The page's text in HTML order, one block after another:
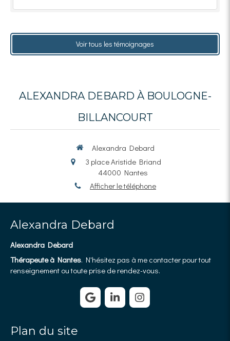
Voir tous les témoignages
ALEXANDRA DEBARD À BOULOGNE-
BILLANCOURT
Alexandra Debard
3 place Aristide Briand
44000 Nantes
Afficher le téléphone
Alexandra Debard
Alexandra Debard
Thérapeute à Nantes. N'hésitez pas à me contacter pour tout
renseignement ou toute prise de rendez-vous.
Plan du site